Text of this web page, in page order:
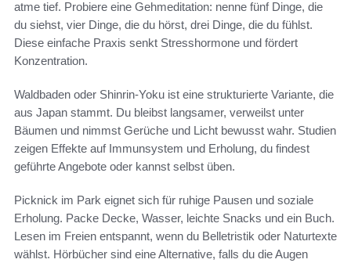
atme tief. Probiere eine Gehmeditation: nenne fünf Dinge, die
du siehst, vier Dinge, die du hörst, drei Dinge, die du fühlst.
Diese einfache Praxis senkt Stresshormone und fördert
Konzentration.
Waldbaden oder Shinrin-Yoku ist eine strukturierte Variante, die
aus Japan stammt. Du bleibst langsamer, verweilst unter
Bäumen und nimmst Gerüche und Licht bewusst wahr. Studien
zeigen Effekte auf Immunsystem und Erholung, du findest
geführte Angebote oder kannst selbst üben.
Picknick im Park eignet sich für ruhige Pausen und soziale
Erholung. Packe Decke, Wasser, leichte Snacks und ein Buch.
Lesen im Freien entspannt, wenn du Belletristik oder Naturtexte
wählst. Hörbücher sind eine Alternative, falls du die Augen